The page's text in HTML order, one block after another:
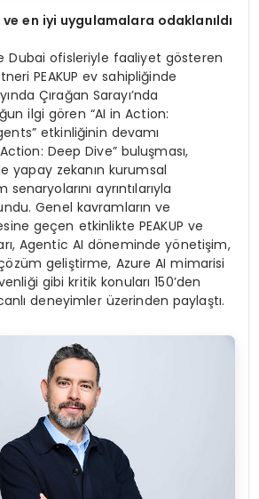
en iyi uygulamalara odaklanıldı
Dubai ofisleriyle faaliyet gösteren
PEAKUP ev sahipliğinde
Çırağan Sarayı’nda
ilgi gören “AI in Action:
etkinliğinin devamı
Deep Dive” buluşması,
yapay zekanın kurumsal
ayrıntılarıyla
Genel kavramların ve
geçen etkinlikte PEAKUP ve
Agentic AI döneminde yönetişim,
geliştirme, Azure AI mimarisi
gibi kritik konuları 150’den
deneyimler üzerinden paylaştı.